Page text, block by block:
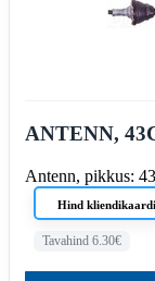
ANTENN,
Antenn, pikkus:
Hind
Tavahind 6.30€